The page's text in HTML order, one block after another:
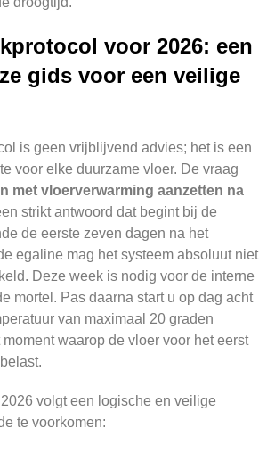
voor 2026: een
gids voor een veilige
is geen vrijblijvend advies; het is een
voor elke duurzame vloer. De vraag
met vloerverwarming aanzetten na
strikt antwoord dat begint bij de
de eerste zeven dagen na het
egaline mag het systeem absoluut niet
Deze week is nodig voor de interne
mortel. Pas daarna start u op dag acht
van maximaal 20 graden
waarop de vloer voor het eerst
volgt een logische en veilige
te voorkomen: